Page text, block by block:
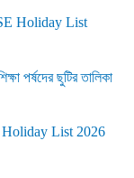
Holiday List
পর্ষদের ছুটির তালিকা
Holiday List 2026